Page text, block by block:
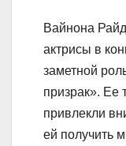
Вайнона
актрисы в
заметной
призрак». Ее
привлекли
ей получить